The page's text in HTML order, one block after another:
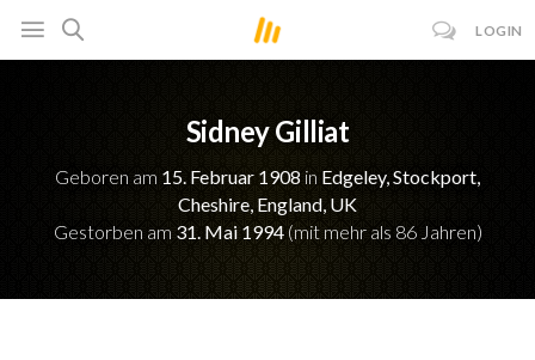
LOGIN
Sidney Gilliat
Geboren am 15. Februar 1908 in Edgeley, Stockport,
Cheshire, England, UK
Gestorben am 31. Mai 1994(mit mehr als 86 Jahren)